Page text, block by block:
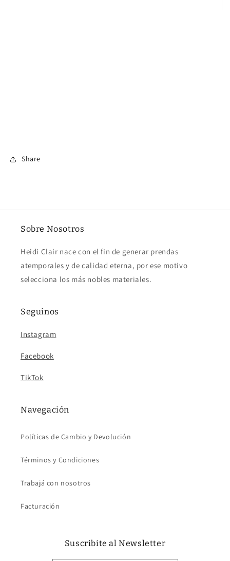
Share
Sobre Nosotros
Heidi Clair nace con el fin de generar prendas
atemporales y de calidad eterna, por ese motivo
selecciona los más nobles materiales.
Seguinos
Instagram
Facebook
TikTok
Navegación
Políticas de Cambio y Devolución
Términos y Condiciones
Trabajá con nosotros
Facturación
Suscribite al Newsletter